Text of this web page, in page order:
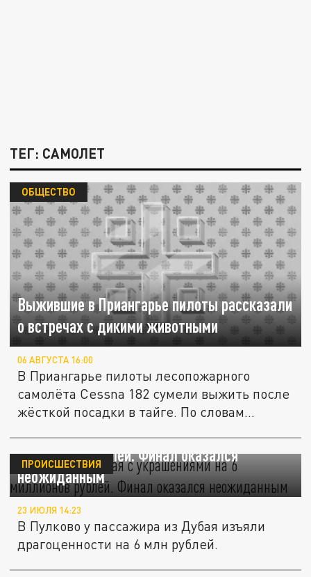
ТЕГ: САМОЛЕТ
Выжившие в Приангарье пилоты рассказали
о встречах с дикими животными
ОБЩЕСТВО
06 АВГУСТА 16:00
В Приангарье пилоты лесопожарного
самолёта Cessna 182 сумели выжить после
жёсткой посадки в тайге. По словам...
Прилетел из Дубая с украшениями на 6
миллионов рублей. Финал оказался
неожиданным
ПРОИСШЕСТВИЯ
23 ИЮЛЯ 14:23
В Пулково у пассажира из Дубая изъяли
драгоценности на 6 млн рублей.